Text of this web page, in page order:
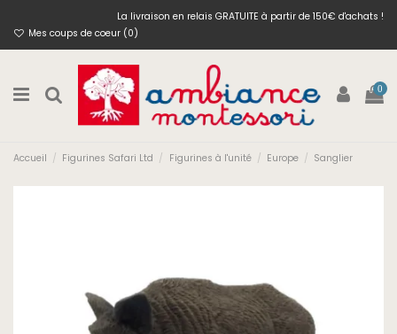
La livraison en relais GRATUITE à partir de 150€ d'achats !
Mes coups de coeur (0)
0
Accueil Figurines Safari Ltd Figurines à l'unité Europe Sanglier